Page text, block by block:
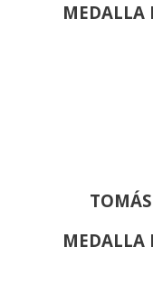
MEDALLA
MEDALLA